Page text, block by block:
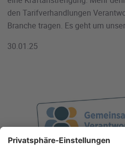
den Tarifverhandlungen
Branche tragen. Es geht um
30.01.25